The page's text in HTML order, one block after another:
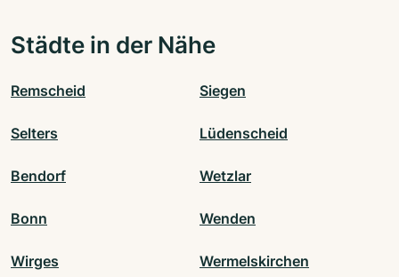
Städte in der Nähe
Remscheid Siegen
Selters Lüdenscheid
Bendorf Wetzlar
Bonn Wenden
Wirges Wermelskirchen